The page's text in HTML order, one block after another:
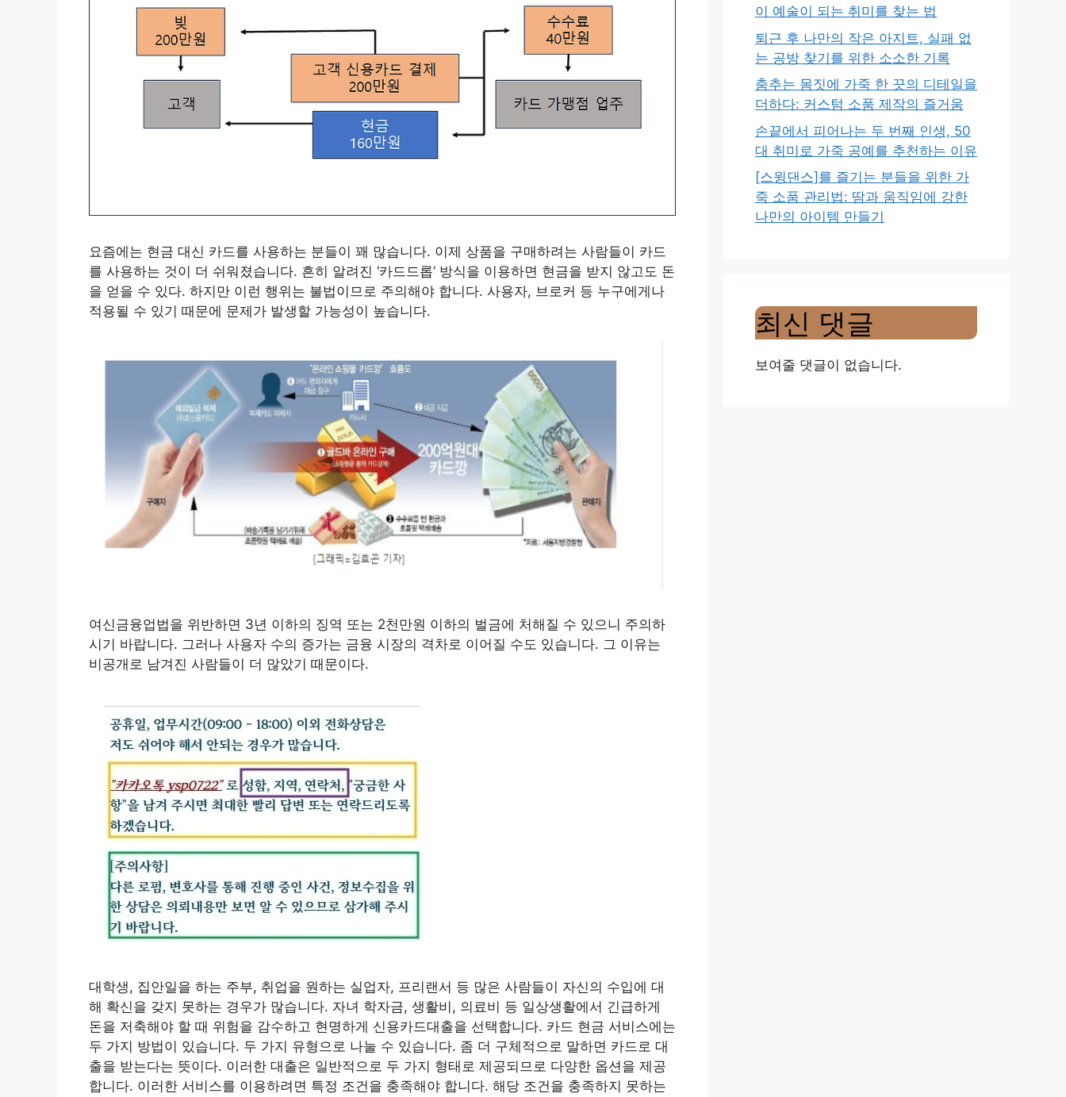
요즘에는 현금 대신 카드를 사용하는 분들이 꽤 많습니다. 이제 상품을 구매하려는 사람들이 카드
를 사용하는 것이 더 쉬워졌습니다. 흔히 알려진 ‘카드드롭’ 방식을 이용하면 현금을 받지 않고도 돈
을 얻을 수 있다. 하지만 이런 행위는 불법이므로 주의해야 합니다. 사용자, 브로커 등 누구에게나
적용될 수 있기 때문에 문제가 발생할 가능성이 높습니다.
여신금융업법을 위반하면 3년 이하의 징역 또는 2천만원 이하의 벌금에 처해질 수 있으니 주의하
시기 바랍니다. 그러나 사용자 수의 증가는 금융 시장의 격차로 이어질 수도 있습니다. 그 이유는
비공개로 남겨진 사람들이 더 많았기 때문이다.
대학생, 집안일을 하는 주부, 취업을 원하는 실업자, 프리랜서 등 많은 사람들이 자신의 수입에 대
해 확신을 갖지 못하는 경우가 많습니다. 자녀 학자금, 생활비, 의료비 등 일상생활에서 긴급하게
돈을 저축해야 할 때 위험을 감수하고 현명하게 신용카드대출을 선택합니다. 카드 현금 서비스에는
두 가지 방법이 있습니다. 두 가지 유형으로 나눌 수 있습니다. 좀 더 구체적으로 말하면 카드로 대
출을 받는다는 뜻이다. 이러한 대출은 일반적으로 두 가지 형태로 제공되므로 다양한 옵션을 제공
합니다. 이러한 서비스를 이용하려면 특정 조건을 충족해야 합니다. 해당 조건을 충족하지 못하는
이 예술이 되는 취미를 찾는 법
퇴근 후 나만의 작은 아지트, 실패 없
는 공방 찾기를 위한 소소한 기록
춤추는 몸짓에 가죽 한 끗의 디테일을
더하다: 커스텀 소품 제작의 즐거움
손끝에서 피어나는 두 번째 인생, 50
대 취미로 가죽 공예를 추천하는 이유
[스윙댄스]를 즐기는 분들을 위한 가
죽 소품 관리법: 땀과 움직임에 강한
나만의 아이템 만들기
최신 댓글
보여줄 댓글이 없습니다.